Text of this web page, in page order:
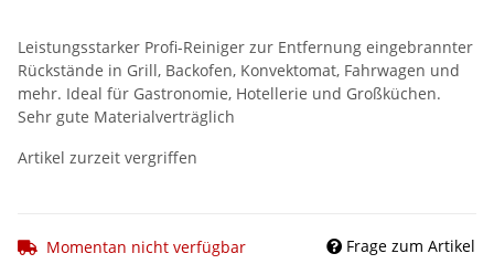
Leistungsstarker Profi-Reiniger zur Entfernung eingebrannter
Rückstände in Grill, Backofen, Konvektomat, Fahrwagen und
mehr. Ideal für Gastronomie, Hotellerie und Großküchen.
Sehr gute Materialverträglich
Artikel zurzeit vergriffen
Momentan nicht verfügbar Frage zum Artikel